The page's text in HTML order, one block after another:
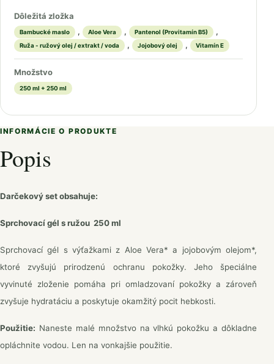
Dôležitá zložka
Bambucké maslo , Aloe Vera , Pantenol (Provitamín B5) ,
Ruža - ružový olej / extrakt / voda , Jojobový olej , Vitamín E
Množstvo
250 ml + 250 ml
INFORMÁCIE O PRODUKTE
Popis
Darčekový set obsahuje:
Sprchovací gél s ružou 250 ml
Sprchovací gél s výťažkami z Aloe Vera* a jojobovým olejom*,
ktoré zvyšujú prirodzenú ochranu pokožky. Jeho špeciálne
vyvinuté zloženie pomáha pri omladzovaní pokožky a zároveň
zvyšuje hydratáciu a poskytuje okamžitý pocit hebkosti.
Použitie: Naneste malé množstvo na vlhkú pokožku a dôkladne
opláchnite vodou. Len na vonkajšie použitie.